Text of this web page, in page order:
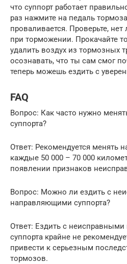
что суппорт работает
раз нажмите на педаль
проваливается. Проверьте,
при торможении. Прокачайте
удалить воздух из тормозных
осознавать, что ты сам смог
теперь можешь ездить с
FAQ
Вопрос: Как часто нужно
суппорта?
Ответ: Рекомендуется менять
каждые 50 000 – 70 000
появлении признаков
Вопрос: Можно ли ездить с
направляющими суппорта?
Ответ: Ездить с
суппорта крайне не
привести к серьезным
тормозов.